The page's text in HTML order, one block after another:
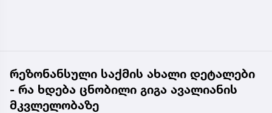
რეზონანსული საქმის ახალი დეტალები
- რა ხდება ცნობილი გიგა ავალიანის
მკვლელობაზე